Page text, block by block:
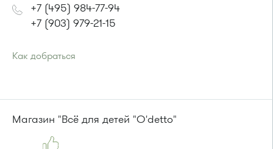
+7 (495) 984-77-94
+7 (903) 979-21-15
Как добраться
Маршрутка № 707м
Магазин "Всё для детей "O'detto"